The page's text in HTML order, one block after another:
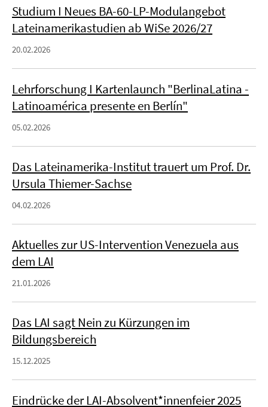
Studium I Neues BA-60-LP-Modulangebot
Lateinamerikastudien ab WiSe 2026/27
20.02.2026
Lehrforschung I Kartenlaunch "BerlinaLatina -
Latinoamérica presente en Berlín"
05.02.2026
Das Lateinamerika-Institut trauert um Prof. Dr.
Ursula Thiemer-Sachse
04.02.2026
Aktuelles zur US-Intervention Venezuela aus
dem LAI
21.01.2026
Das LAI sagt Nein zu Kürzungen im
Bildungsbereich
15.12.2025
Eindrücke der LAI-Absolvent*innenfeier 2025